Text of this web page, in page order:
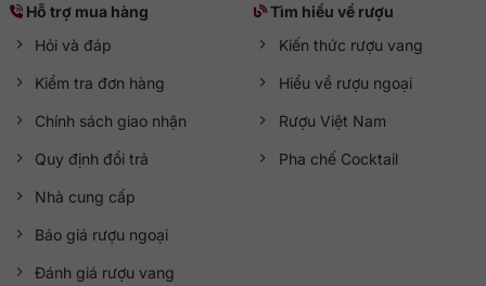
Hỗ trợ mua hàng
Hỏi và đáp
Kiểm tra đơn hàng
Chính sách giao nhận
Quy định đổi trả
Nhà cung cấp
Báo giá rượu ngoại
Đánh giá rượu vang
Tìm hiểu về rượu
Kiến thức rượu vang
Hiểu về rượu ngoại
Rượu Việt Nam
Pha chế Cocktail